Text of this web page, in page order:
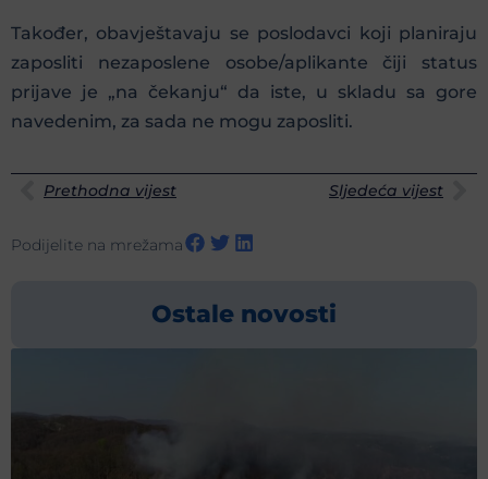
Također, obavještavaju se poslodavci koji planiraju
zaposliti nezaposlene osobe/aplikante čiji status
prijave je „na čekanju“ da iste, u skladu sa gore
navedenim, za sada ne mogu zaposliti.
Prethodna vijest Sljedeća vijest
Podijelite na mrežama
Ostale novosti